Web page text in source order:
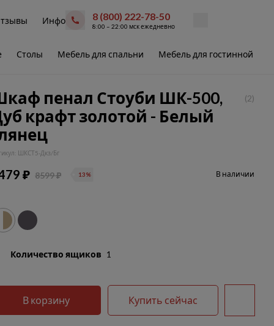
Инфо 8 (800) 222-78-50
8:00 – 22:00 мск ежедневно
Столы Мебель для спальни Мебель для гостинной
пенал Стоуби ШК-500,
крафт золотой - Белый
(2)
ШКСТ5-Дкз/Бг
₽ 8599 ₽ 13% В наличии
Количество ящиков 1
В корзину Купить сейчас